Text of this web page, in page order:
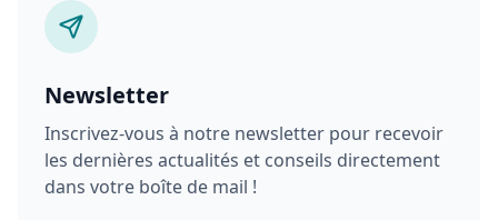
Newsletter
Inscrivez-vous à notre newsletter pour recevoir
les dernières actualités et conseils directement
dans votre boîte de mail !